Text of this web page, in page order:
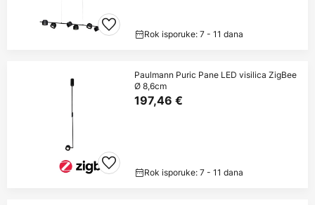
Rok isporuke: 7 - 11 dana
Paulmann Puric Pane LED visilica ZigBee
Ø 8,6cm
197,46 €
Rok isporuke: 7 - 11 dana